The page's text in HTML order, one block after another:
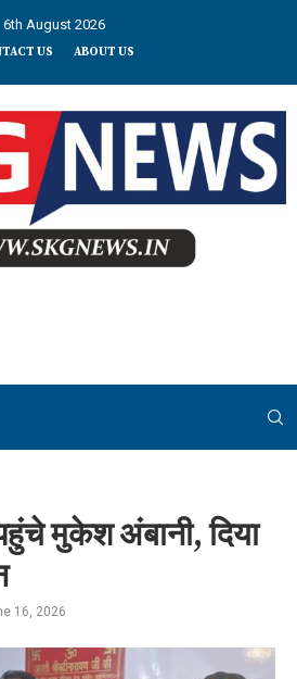
6th August 2026
US ABOUT US
मुकेश अंबानी, दिया
16, 2026